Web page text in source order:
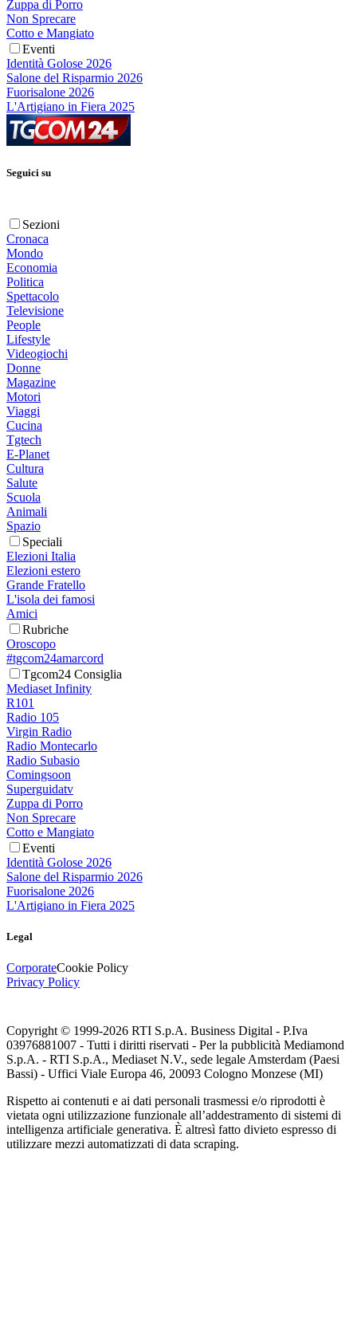
Zuppa di Porro
Non Sprecare
Cotto e Mangiato
Eventi
Identità Golose 2026
Salone del Risparmio 2026
Fuorisalone 2026
L'Artigiano in Fiera 2025
Seguici su
Sezioni
Cronaca
Mondo
Economia
Politica
Spettacolo
Televisione
People
Lifestyle
Videogiochi
Donne
Magazine
Motori
Viaggi
Cucina
Tgtech
E-Planet
Cultura
Salute
Scuola
Animali
Spazio
Speciali
Elezioni Italia
Elezioni estero
Grande Fratello
L'isola dei famosi
Amici
Rubriche
Oroscopo
#tgcom24amarcord
Tgcom24 Consiglia
Mediaset Infinity
R101
Radio 105
Virgin Radio
Radio Montecarlo
Radio Subasio
Comingsoon
Superguidatv
Zuppa di Porro
Non Sprecare
Cotto e Mangiato
Eventi
Identità Golose 2026
Salone del Risparmio 2026
Fuorisalone 2026
L'Artigiano in Fiera 2025
Legal
CorporateCookie Policy
Privacy Policy
Copyright © 1999-2026 RTI S.p.A. Business Digital - P.Iva
03976881007 - Tutti i diritti riservati - Per la pubblicità Mediamond
S.p.A. - RTI S.p.A., Mediaset N.V., sede legale Amsterdam (Paesi
Bassi) - Uffici Viale Europa 46, 20093 Cologno Monzese (MI)
Rispetto ai contenuti e ai dati personali trasmessi e/o riprodotti è
vietata ogni utilizzazione funzionale all’addestramento di sistemi di
intelligenza artificiale generativa. È altresì fatto divieto espresso di
utilizzare mezzi automatizzati di data scraping.